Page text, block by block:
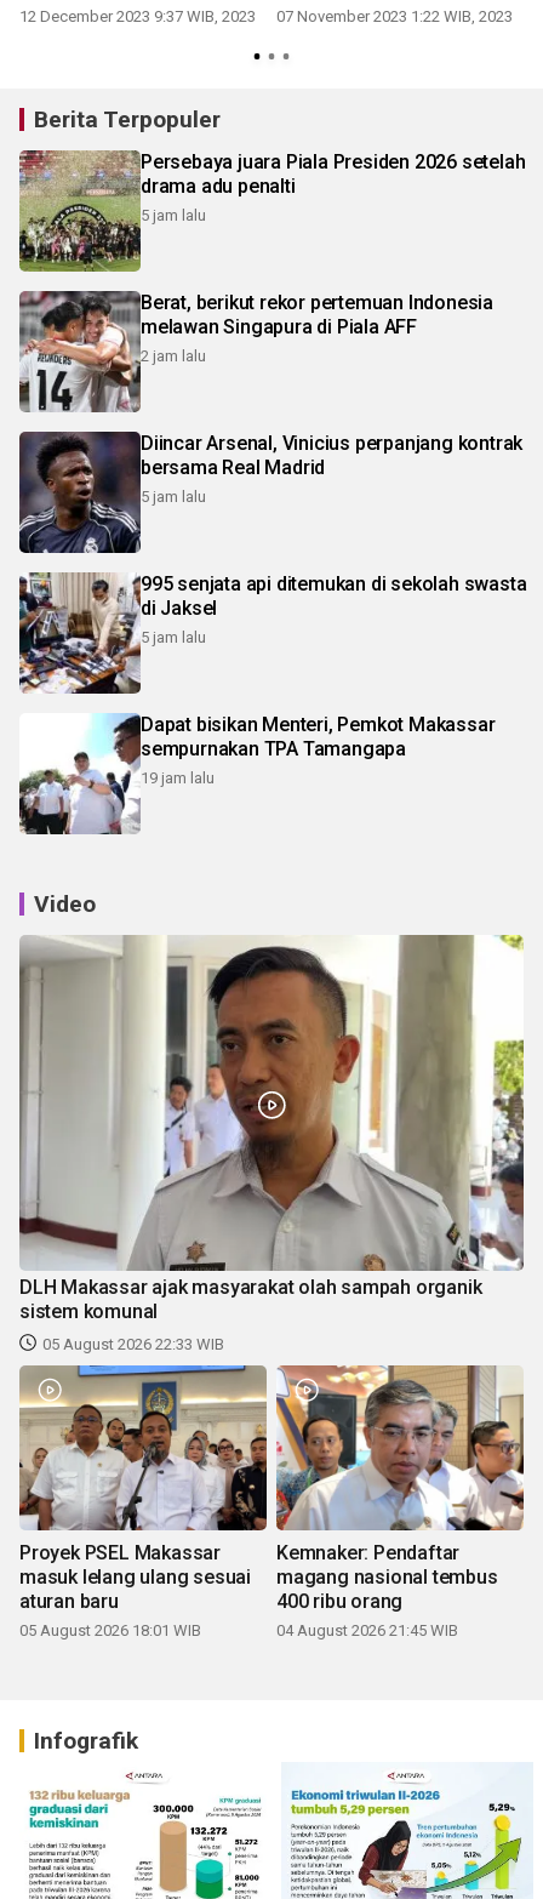
12 December 2023 9:37 WIB, 2023 07 November 2023 1:22 WIB, 2023
Berita Terpopuler
Persebaya juara Piala Presiden 2026 setelah
drama adu penalti
5 jam lalu
Berat, berikut rekor pertemuan Indonesia
melawan Singapura di Piala AFF
2 jam lalu
Diincar Arsenal, Vinicius perpanjang kontrak
bersama Real Madrid
5 jam lalu
995 senjata api ditemukan di sekolah swasta
di Jaksel
5 jam lalu
Dapat bisikan Menteri, Pemkot Makassar
sempurnakan TPA Tamangapa
19 jam lalu
Video
DLH Makassar ajak masyarakat olah sampah organik
sistem komunal
05 August 2026 22:33 WIB
Proyek PSEL Makassar
masuk lelang ulang sesuai
aturan baru
05 August 2026 18:01 WIB
Kemnaker: Pendaftar
magang nasional tembus
400 ribu orang
04 August 2026 21:45 WIB
Infografik